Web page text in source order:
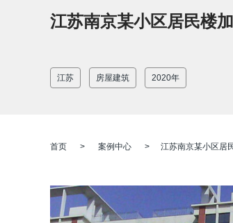
江苏南京某小区居民楼
江苏 房屋建筑 2020年
首页 > 案例中心 > 江苏南京某小区居